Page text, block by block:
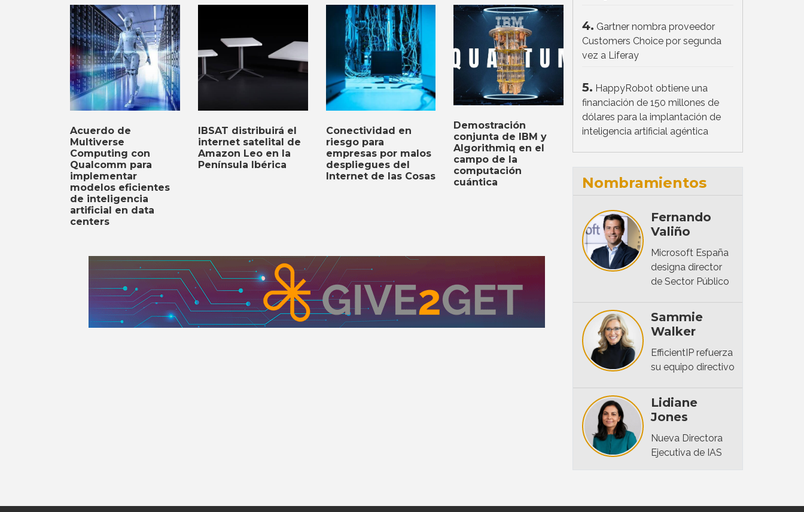
Acuerdo de
Multiverse
Computing con
Qualcomm para
implementar
modelos eficientes
de inteligencia
artificial en data
centers
IBSAT distribuirá el
internet satelital de
Amazon Leo en la
Península Ibérica
Conectividad en
riesgo para
empresas por malos
despliegues del
Internet de las Cosas
Demostración
conjunta de IBM y
Algorithmiq en el
campo de la
computación
cuántica
4. Gartner nombra proveedor
Customers Choice por segunda
vez a Liferay
5. HappyRobot obtiene una
financiación de 150 millones de
dólares para la implantación de
inteligencia artificial agéntica
Nombramientos
Fernando
Valiño
Microsoft España
designa director
de Sector Público
Sammie
Walker
EfficientIP refuerza
su equipo directivo
Lidiane
Jones
Nueva Directora
Ejecutiva de IAS